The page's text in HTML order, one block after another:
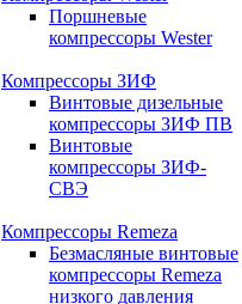
Поршневые
компрессоры Wester
Компрессоры ЗИФ
Винтовые дизельные
компрессоры ЗИФ ПВ
Винтовые
компрессоры ЗИФ-
СВЭ
Компрессоры Remeza
Безмасляные винтовые
компрессоры Remeza
низкого давления